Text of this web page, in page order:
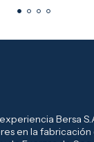
Bersa
en la